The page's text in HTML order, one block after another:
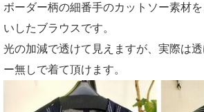
ボーダー柄の細番手のカットソー素材
いしたブラウスです。
光の加減で透けて見えますが、実際は
ー無しで着て頂けます。